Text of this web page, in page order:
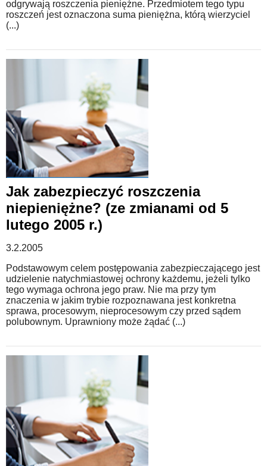
odgrywają roszczenia pieniężne. Przedmiotem tego typu
roszczeń jest oznaczona suma pieniężna, którą wierzyciel
(...)
Jak zabezpieczyć roszczenia
niepieniężne? (ze zmianami od 5
lutego 2005 r.)
3.2.2005
Podstawowym celem postępowania zabezpieczającego jest
udzielenie natychmiastowej ochrony każdemu, jeżeli tylko
tego wymaga ochrona jego praw. Nie ma przy tym
znaczenia w jakim trybie rozpoznawana jest konkretna
sprawa, procesowym, nieprocesowym czy przed sądem
polubownym. Uprawniony może żądać (...)